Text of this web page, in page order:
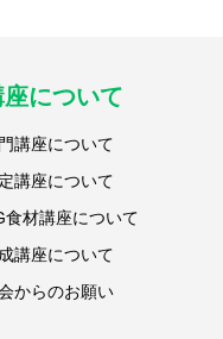
について
講座について
講座について
食材講座について
講座について
からのお願い